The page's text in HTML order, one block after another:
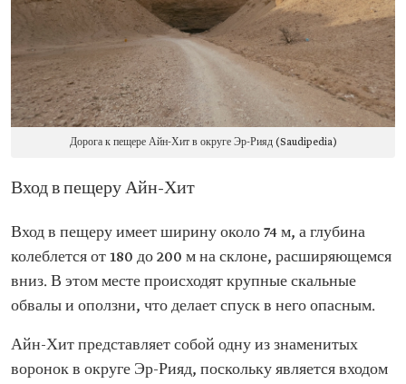
Дорога к пещере Айн-Хит в округе Эр-Рияд (Saudipedia)
Вход в пещеру Айн-Хит
Вход в пещеру имеет ширину около 74 м, а глубина
колеблется от 180 до 200 м на склоне, расширяющемся
вниз. В этом месте происходят крупные скальные
обвалы и оползни, что делает спуск в него опасным.
Айн-Хит представляет собой одну из знаменитых
воронок в округе Эр-Рияд, поскольку является входом